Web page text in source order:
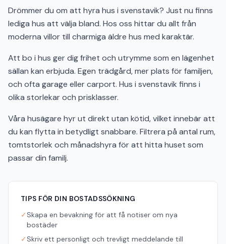
Drömmer du om att hyra hus i svenstavik? Just nu finns
lediga hus att välja bland. Hos oss hittar du allt från
moderna villor till charmiga äldre hus med karaktär.
Att bo i hus ger dig frihet och utrymme som en lägenhet
sällan kan erbjuda. Egen trädgård, mer plats för familjen,
och ofta garage eller carport. Hus i svenstavik finns i
olika storlekar och prisklasser.
Våra husägare hyr ut direkt utan kötid, vilket innebär att
du kan flytta in betydligt snabbare. Filtrera på antal rum,
tomtstorlek och månadshyra för att hitta huset som
passar din familj.
TIPS FÖR DIN BOSTADSSÖKNING
✓Skapa en bevakning för att få notiser om nya
bostäder
✓Skriv ett personligt och trevligt meddelande till